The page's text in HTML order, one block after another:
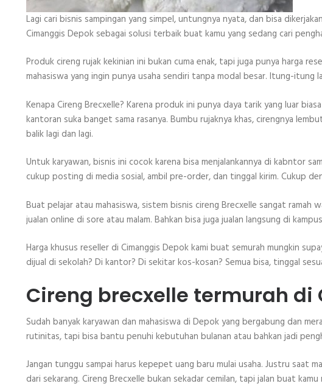
Lagi cari bisnis sampingan yang simpel, untungnya nyata, dan bisa
Cimanggis Depok sebagai solusi terbaik buat kamu yang sedang cari
Produk cireng rujak kekinian ini bukan cuma enak, tapi juga punya harga
mahasiswa yang ingin punya usaha sendiri tanpa modal besar. Itung-itung
Kenapa Cireng Brecxelle? Karena produk ini punya daya tarik yang luar
kantoran suka banget sama rasanya. Bumbu rujaknya khas, cirengnya
balik lagi dan lagi.
Untuk karyawan, bisnis ini cocok karena bisa menjalankannya di kabntor
cukup posting di media sosial, ambil pre-order, dan tinggal kirim. Cukup
Buat pelajar atau mahasiswa, sistem bisnis cireng Brecxelle sangat ramah
jualan online di sore atau malam. Bahkan bisa juga jualan langsung di
Harga khusus reseller di Cimanggis Depok kami buat semurah mungkin
dijual di sekolah? Di kantor? Di sekitar kos-kosan? Semua bisa, tinggal
Cireng brecxelle termurah di
Sudah banyak karyawan dan mahasiswa di Depok yang bergabung dan
rutinitas, tapi bisa bantu penuhi kebutuhan bulanan atau bahkan jadi
Jangan tunggu sampai harus kepepet uang baru mulai usaha. Justru saat
dari sekarang. Cireng Brecxelle bukan sekadar cemilan, tapi jalan buat